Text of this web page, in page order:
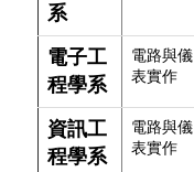
系
電子工
程學系
電路與儀
表實作
資訊工
程學系
電路與儀
表實作